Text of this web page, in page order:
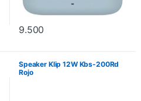
9.500
Speaker Klip 12W Kbs-200Rd
Rojo